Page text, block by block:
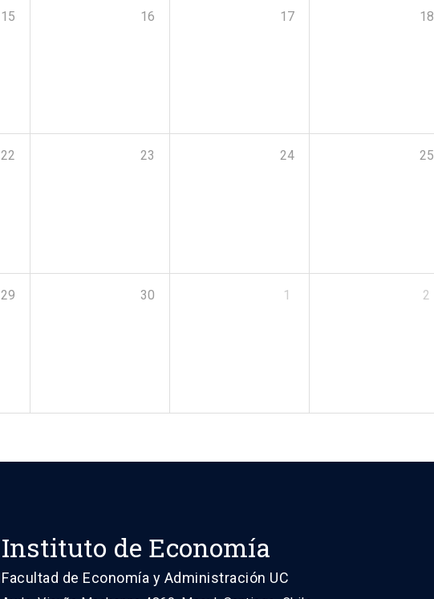
15 16 17 18
22 23 24 25
29 30 1 2
Instituto de Economía
Facultad de Economía y Administración UC